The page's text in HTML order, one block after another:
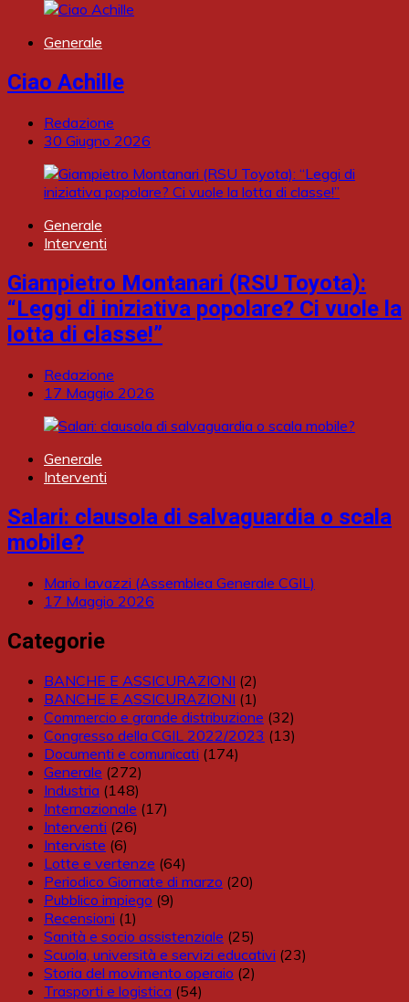
Generale
Ciao Achille
Redazione
30 Giugno 2026
Generale
Interventi
Giampietro Montanari (RSU Toyota):
“Leggi di iniziativa popolare? Ci vuole la
lotta di classe!”
Redazione
17 Maggio 2026
Generale
Interventi
Salari: clausola di salvaguardia o scala
mobile?
Mario Iavazzi (Assemblea Generale CGIL)
17 Maggio 2026
Categorie
BANCHE E ASSICURAZIONI (2)
BANCHE E ASSICURAZIONI (1)
Commercio e grande distribuzione (32)
Congresso della CGIL 2022/2023 (13)
Documenti e comunicati (174)
Generale (272)
Industria (148)
Internazionale (17)
Interventi (26)
Interviste (6)
Lotte e vertenze (64)
Periodico Giornate di marzo (20)
Pubblico impiego (9)
Recensioni (1)
Sanità e socio assistenziale (25)
Scuola, università e servizi educativi (23)
Storia del movimento operaio (2)
Trasporti e logistica (54)